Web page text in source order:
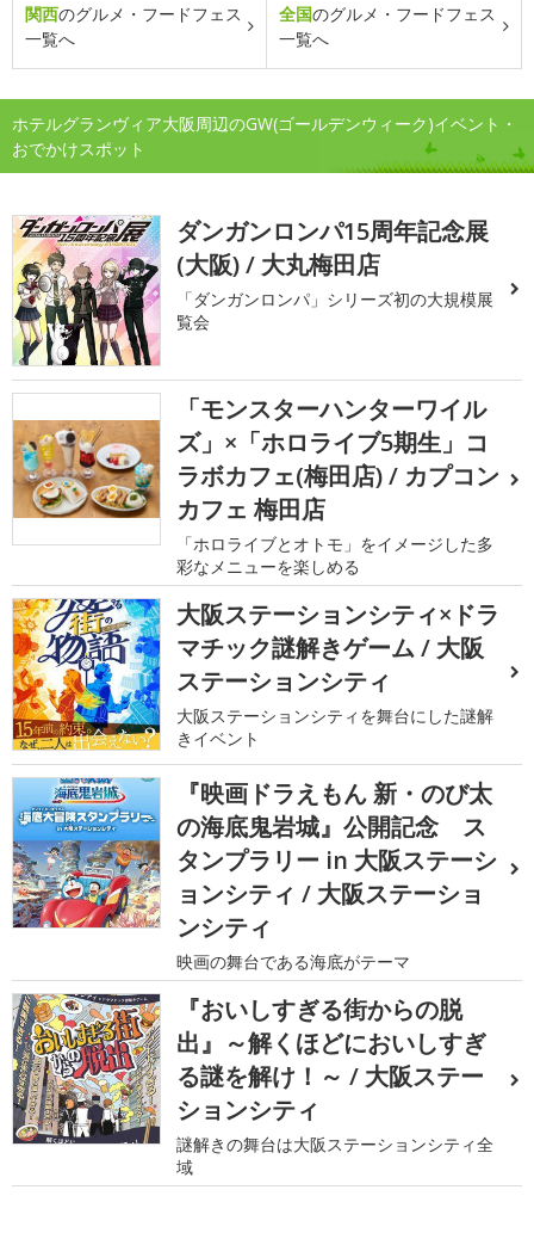
関西のグルメ・フードフェス
一覧へ
全国のグルメ・フードフェス
一覧へ
ホテルグランヴィア大阪周辺のGW(ゴールデンウィーク)イベント・
おでかけスポット
ダンガンロンパ15周年記念展
(大阪) / 大丸梅田店
「ダンガンロンパ」シリーズ初の大規模展
覧会
「モンスターハンターワイル
ズ」×「ホロライブ5期生」コ
ラボカフェ(梅田店) / カプコン
カフェ 梅田店
「ホロライブとオトモ」をイメージした多
彩なメニューを楽しめる
大阪ステーションシティ×ドラ
マチック謎解きゲーム / 大阪
ステーションシティ
大阪ステーションシティを舞台にした謎解
きイベント
『映画ドラえもん 新・のび太
の海底鬼岩城』公開記念 ス
タンプラリー in 大阪ステーシ
ョンシティ / 大阪ステーショ
ンシティ
映画の舞台である海底がテーマ
『おいしすぎる街からの脱
出』～解くほどにおいしすぎ
る謎を解け！～ / 大阪ステー
ションシティ
謎解きの舞台は大阪ステーションシティ全
域